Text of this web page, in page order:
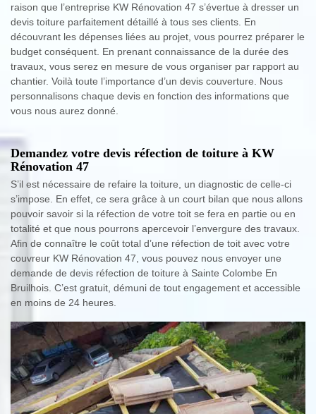
raison que l’entreprise KW Rénovation 47 s’évertue à dresser un
devis toiture parfaitement détaillé à tous ses clients. En
découvrant les dépenses liées au projet, vous pourrez préparer le
budget conséquent. En prenant connaissance de la durée des
travaux, vous serez en mesure de vous organiser par rapport au
chantier. Voilà toute l’importance d’un devis couverture. Nous
personnalisons chaque devis en fonction des informations que
vous nous aurez donné.
Demandez votre devis réfection de toiture à KW
Rénovation 47
S’il est nécessaire de refaire la toiture, un diagnostic de celle-ci
s’impose. En effet, ce sera grâce à un court bilan que nous allons
pouvoir savoir si la réfection de votre toit se fera en partie ou en
totalité et que nous pourrons apercevoir l’envergure des travaux.
Afin de connaître le coût total d’une réfection de toit avec votre
couvreur KW Rénovation 47, vous pouvez nous envoyer une
demande de devis réfection de toiture à Sainte Colombe En
Bruilhois. C’est gratuit, démuni de tout engagement et accessible
en moins de 24 heures.